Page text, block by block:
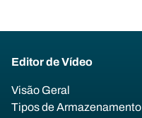
Editor de Vídeo
Visão Geral
Tipos de Armazenamento